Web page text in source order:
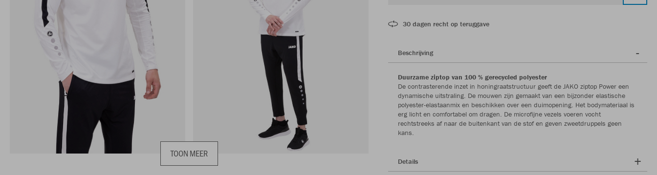
TOON MEER
30 dagen recht op teruggave
Beschrijving
Duurzame ziptop van 100 % gerecycled polyester
De contrasterende inzet in honingraatstructuur geeft de JAKO ziptop Power een
dynamische uitstraling. De mouwen zijn gemaakt van een bijzonder elastische
polyester-elastaanmix en beschikken over een duimopening. Het bodymateriaal is
erg licht en comfortabel om dragen. De microfijne vezels voeren vocht
rechtstreeks af naar de buitenkant van de stof en geven zweetdruppels geen
kans.
Details